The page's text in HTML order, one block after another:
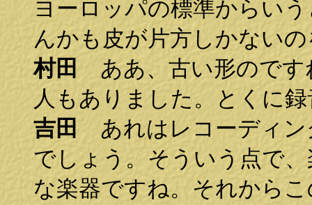
ヨーロッパの標準からい
んかも皮が片方しかない
村田
ああ、古い形のです
人もありました。とくに
吉田
あれはレコーディン
でしょう。そういう点で
な楽器ですね。それから